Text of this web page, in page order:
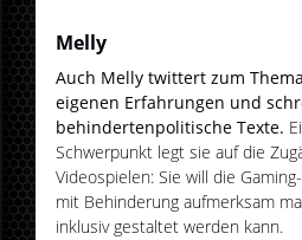
Melly
Auch Melly twittert zum
eigenen Erfahrungen und
behindertenpolitische Texte.
Schwerpunkt legt sie auf die
Videospielen: Sie will die
mit Behinderung aufmerksam
inklusiv gestaltet werden kann.